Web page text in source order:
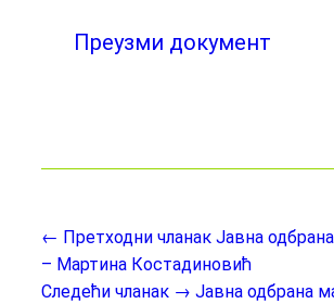
Преузми документ
← Претходни чланак Јавна
– Мартина Костадиновић
Следећи чланак → Јавна одбрана